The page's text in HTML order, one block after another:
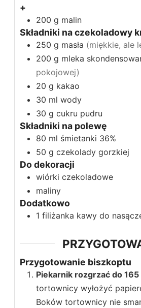
+
200 g malin
Składniki na czekoladowy
250 g masła (miękkie, ale
200 g mleka
pokojowej)
20 g kakao
30 ml wody
30 g cukru pudru
Składniki na polewę
80 ml śmietanki 36%
50 g czekolady gorzkiej
Do dekoracji
wiórki czekoladowe
maliny
Dodatkowo
1 filiżanka kawy do
Przygotowanie biszkoptu
Piekarnik rozgrzać do
tortownicy wyłożyć
Boków tortownicy nie